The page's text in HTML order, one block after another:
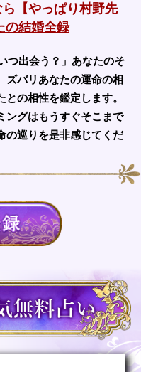
【やっぱり村野先
の結婚全録
つ出会う？」あなたのそ
ズバリあなたの運命の相
の相性を鑑定します。
ングはもうすぐそこまで
の巡りを是非感じてくだ